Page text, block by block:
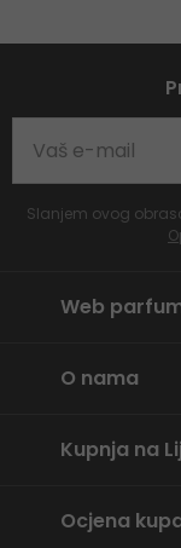
Slanjem ovog
Web
O nama
Kupnja na
Ocjena